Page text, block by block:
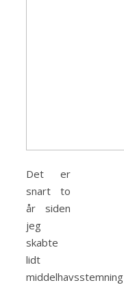
Det er
snart to
år siden
jeg
skabte
lidt
middelhavsstemning